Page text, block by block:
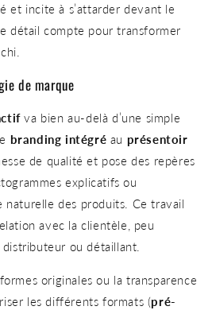
et incite à s’attarder devant le
détail compte pour transformer
de marque
va bien au-delà d’une simple
branding intégré au présentoir
de qualité et pose des repères
explicatifs ou
naturelle des produits. Ce travail
avec la clientèle, peu
ou détaillant.
originales ou la transparence
les différents formats (pré-